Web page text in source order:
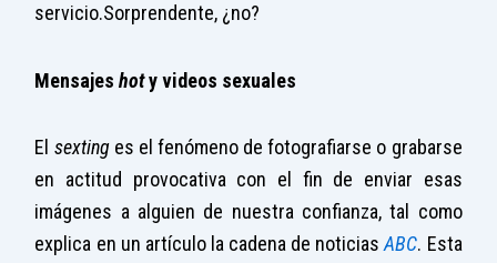
servicio.Sorprendente, ¿no?
Mensajeshoty videos sexuales
El sextinges el fenómeno de fotografiarse o grabarse
en actitud provocativa con el fin de enviar esas
imágenes a alguien de nuestra confianza, tal como
explica en un artículo la cadena de noticiasABC. Esta